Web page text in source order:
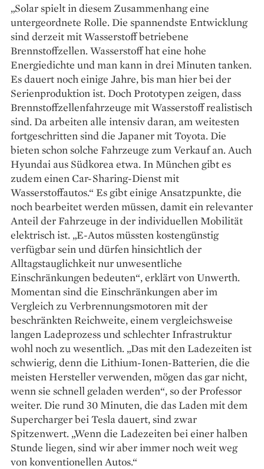
„Solar spielt in diesem Zusammenhang eine
untergeordnete Rolle. Die spannendste Entwicklung
sind derzeit mit Wasserstoff betriebene
Brennstoffzellen. Wasserstoff hat eine hohe
Energiedichte und man kann in drei Minuten tanken.
Es dauert noch einige Jahre, bis man hier bei der
Serienproduktion ist. Doch Prototypen zeigen, dass
Brennstoffzellenfahrzeuge mit Wasserstoff realistisch
sind. Da arbeiten alle intensiv daran, am weitesten
fortgeschritten sind die Japaner mit Toyota. Die
bieten schon solche Fahrzeuge zum Verkauf an. Auch
Hyundai aus Südkorea etwa. In München gibt es
zudem einen Car-Sharing-Dienst mit
Wasserstoffautos.“ Es gibt einige Ansatzpunkte, die
noch bearbeitet werden müssen, damit ein relevanter
Anteil der Fahrzeuge in der individuellen Mobilität
elektrisch ist. „E-Autos müssten kostengünstig
verfügbar sein und dürfen hinsichtlich der
Alltagstauglichkeit nur unwesentliche
Einschränkungen bedeuten“, erklärt von Unwerth.
Momentan sind die Einschränkungen aber im
Vergleich zu Verbrennungsmotoren mit der
beschränkten Reichweite, einem vergleichsweise
langen Ladeprozess und schlechter Infrastruktur
wohl noch zu wesentlich. „Das mit den Ladezeiten ist
schwierig, denn die Lithium-Ionen-Batterien, die die
meisten Hersteller verwenden, mögen das gar nicht,
wenn sie schnell geladen werden“, so der Professor
weiter. Die rund 30 Minuten, die das Laden mit dem
Supercharger bei Tesla dauert, sind zwar
Spitzenwert. „Wenn die Ladezeiten bei einer halben
Stunde liegen, sind wir aber immer noch weit weg
von konventionellen Autos.“